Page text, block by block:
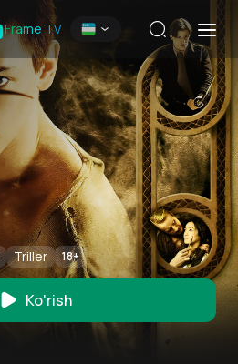
Frame TV
Triller 18+
Ko'rish